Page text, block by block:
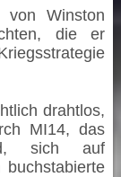
von Winston
die er
drahtlos,
MI14, das
sich auf
buchstabierte